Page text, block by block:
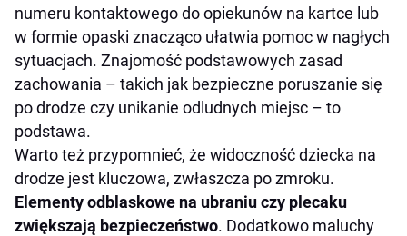
numeru kontaktowego do opiekunów na kartce lub
w formie opaski znacząco ułatwia pomoc w nagłych
sytuacjach. Znajomość podstawowych zasad
zachowania – takich jak bezpieczne poruszanie się
po drodze czy unikanie odludnych miejsc – to
podstawa.
Warto też przypomnieć, że widoczność dziecka na
drodze jest kluczowa, zwłaszcza po zmroku.
Elementy odblaskowe na ubraniu czy plecaku
zwiększają bezpieczeństwo. Dodatkowo maluchy